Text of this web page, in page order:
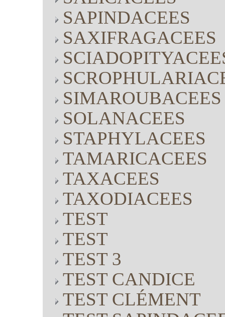
SAPINDACEES
SAXIFRAGACEES
SIMAROUBACEES
SOLANACEES
STAPHYLACEES
TAMARICACEES
TAXACEES
TAXODIACEES
TEST
TEST
TEST 3
TEST CANDICE
TEST CLÉMENT